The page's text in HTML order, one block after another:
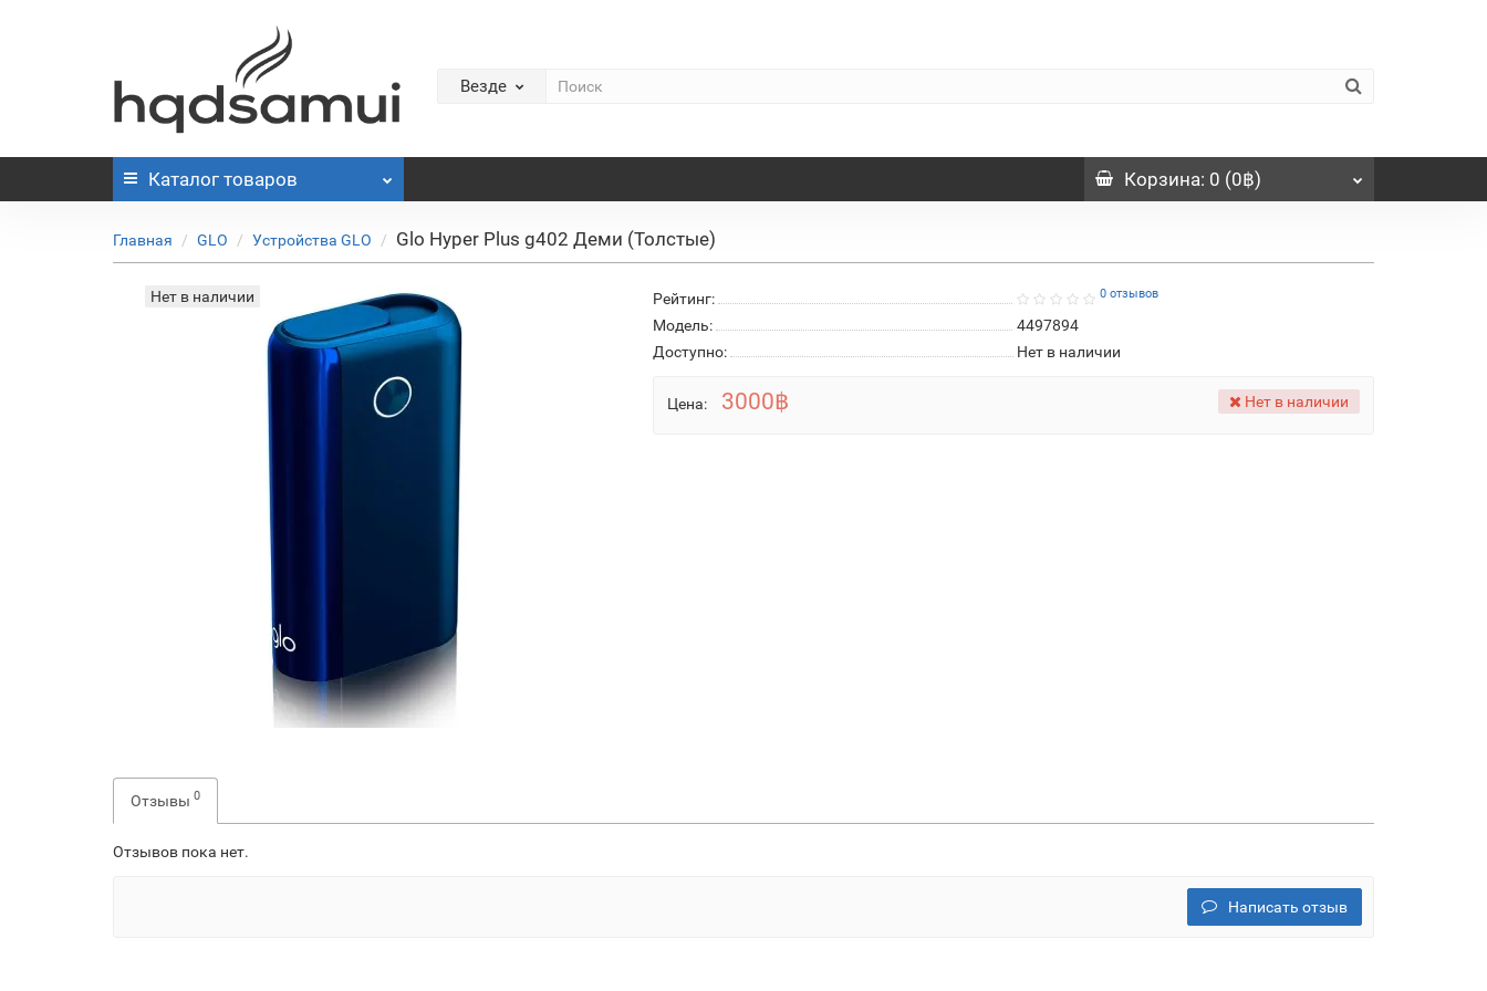
Везде
Каталог товаров Корзина: 0 (0฿)
Главная GLO Устройства GLO Glo Hyper Plus g402 Деми (Толстые)
Нет в наличии Рейтинг: 0 отзывов
Модель:
4497894
Доступно:
Нет в наличии
Цена: 3000฿ Нет в наличии
Отзывы 0
Отзывов пока нет.
Написать отзыв